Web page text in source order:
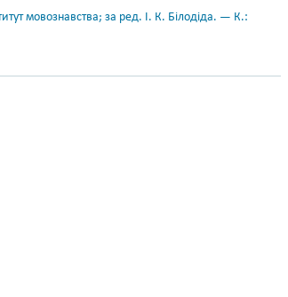
мовознавства; за ред. І. К. Білодіда. — К.: